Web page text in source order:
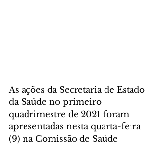
As ações da Secretaria de Estado
da Saúde no primeiro
quadrimestre de 2021 foram
apresentadas nesta quarta-feira
(9) na Comissão de Saúde